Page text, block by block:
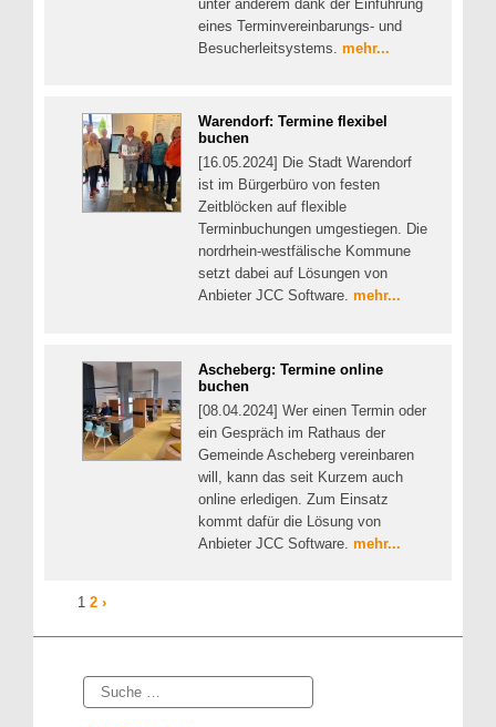
unter anderem dank der Einführung
eines Terminvereinbarungs- und
Besucherleitsystems. mehr...
Warendorf: Termine flexibel
buchen
[16.05.2024] Die Stadt Warendorf
ist im Bürgerbüro von festen
Zeitblöcken auf flexible
Terminbuchungen umgestiegen. Die
nordrhein-westfälische Kommune
setzt dabei auf Lösungen von
Anbieter JCC Software. mehr...
Ascheberg: Termine online
buchen
[08.04.2024] Wer einen Termin oder
ein Gespräch im Rathaus der
Gemeinde Ascheberg vereinbaren
will, kann das seit Kurzem auch
online erledigen. Zum Einsatz
kommt dafür die Lösung von
Anbieter JCC Software. mehr...
1 2 ›
Suche